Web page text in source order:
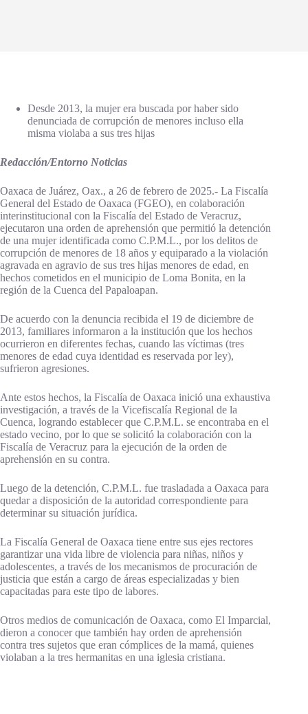
Desde 2013, la mujer era buscada por haber sido
denunciada de corrupción de menores incluso ella
misma violaba a sus tres hijas
Redacción/Entorno Noticias
Oaxaca de Juárez, Oax., a 26 de febrero de 2025.- La Fiscalía
General del Estado de Oaxaca (FGEO), en colaboración
interinstitucional con la Fiscalía del Estado de Veracruz,
ejecutaron una orden de aprehensión que permitió la detención
de una mujer identificada como C.P.M.L., por los delitos de
corrupción de menores de 18 años y equiparado a la violación
agravada en agravio de sus tres hijas menores de edad, en
hechos cometidos en el municipio de Loma Bonita, en la
región de la Cuenca del Papaloapan.
De acuerdo con la denuncia recibida el 19 de diciembre de
2013, familiares informaron a la institución que los hechos
ocurrieron en diferentes fechas, cuando las víctimas (tres
menores de edad cuya identidad es reservada por ley),
sufrieron agresiones.
Ante estos hechos, la Fiscalía de Oaxaca inició una exhaustiva
investigación, a través de la Vicefiscalía Regional de la
Cuenca, logrando establecer que C.P.M.L. se encontraba en el
estado vecino, por lo que se solicitó la colaboración con la
Fiscalía de Veracruz para la ejecución de la orden de
aprehensión en su contra.
Luego de la detención, C.P.M.L. fue trasladada a Oaxaca para
quedar a disposición de la autoridad correspondiente para
determinar su situación jurídica.
La Fiscalía General de Oaxaca tiene entre sus ejes rectores
garantizar una vida libre de violencia para niñas, niños y
adolescentes, a través de los mecanismos de procuración de
justicia que están a cargo de áreas especializadas y bien
capacitadas para este tipo de labores.
Otros medios de comunicación de Oaxaca, como El Imparcial,
dieron a conocer que también hay orden de aprehensión
contra tres sujetos que eran cómplices de la mamá, quienes
violaban a la tres hermanitas en una iglesia cristiana.